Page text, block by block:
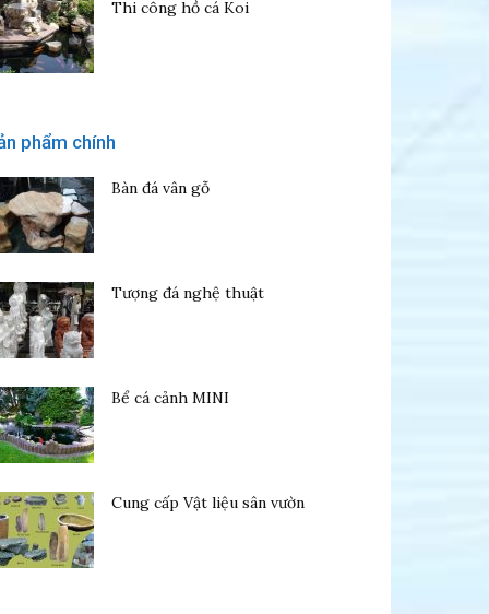
Thi công hồ cá Koi
phẩm chính
Bàn đá vân gỗ
Tượng đá nghệ thuật
Bể cá cảnh MINI
Cung cấp Vật liệu sân vườn